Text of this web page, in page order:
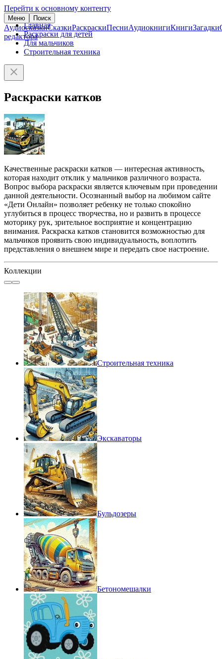
Перейти к основному контенту
Меню Поиск
АудиосказкиСказкиРаскраскиПесниАудиокнигиКнигиЗагадки
редактора
Главная
Раскраски для детей
Для мальчиков
Строительная техника
Раскраски катков
Качественные раскраски катков — интересная активность,
которая находит отклик у мальчиков различного возраста.
Вопрос выбора раскраски является ключевым при проведении
данной деятельности. Осознанный выбор на любимом сайте
«Дети Онлайн» позволяет ребенку не только спокойно
углубиться в процесс творчества, но и развить в процессе
моторику рук, зрительное восприятие и концентрацию
внимания. Раскраска катков становится возможностью для
мальчиков проявить свою индивидуальность, воплотить
представления о внешнем мире и передать свое настроение.
Коллекции
Строительная техника
Экскаваторы
Бульдозеры
Бетономешалки